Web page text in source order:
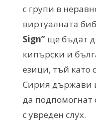
с групи в
виртуалната
Sign”ще бъдат
кипърски и
езици, тъй като
Сирия държави
да
с увреден слух.